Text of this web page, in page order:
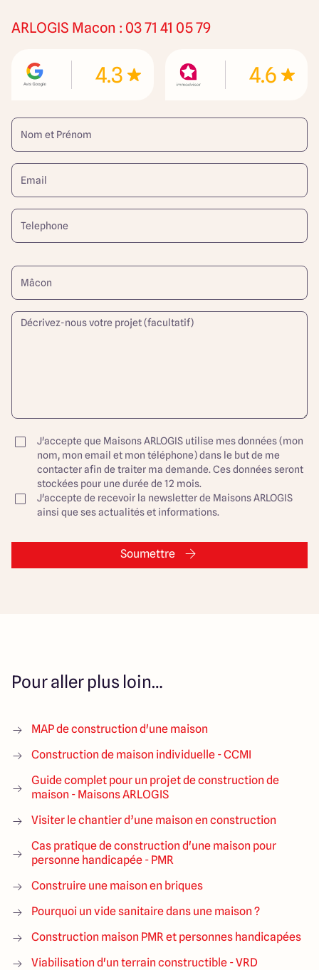
ARLOGIS Macon : 03 71 41 05 79
4.3 4.6
J'accepte que Maisons ARLOGIS utilise mes données (mon
nom, mon email et mon téléphone) dans le but de me
contacter afin de traiter ma demande. Ces données seront
stockées pour une durée de 12 mois.
J'accepte de recevoir la newsletter de Maisons ARLOGIS
ainsi que ses actualités et informations.
Soumettre
Pour aller plus loin…
MAP de construction d'une maison
Construction de maison individuelle - CCMI
Guide complet pour un projet de construction de
maison - Maisons ARLOGIS
Visiter le chantier d’une maison en construction
Cas pratique de construction d'une maison pour
personne handicapée - PMR
Construire une maison en briques
Pourquoi un vide sanitaire dans une maison ?
Construction maison PMR et personnes handicapées
Viabilisation d'un terrain constructible - VRD